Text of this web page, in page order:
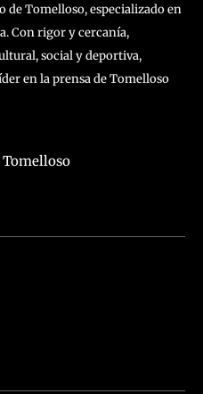
de Tomelloso, especializado en
Con rigor y cercanía,
social y deportiva,
en la prensa de Tomelloso